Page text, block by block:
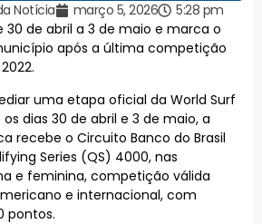
Notícia março 5, 2026
5:28 pm
de abril a 3 de maio e marca o
após a última competição
uma etapa oficial da World Surf
os dias 30 de abril e 3 de maio, a
recebe o Circuito Banco do Brasil
Series (QS) 4000, nas
e feminina, competição válida
e internacional, com
pontos.